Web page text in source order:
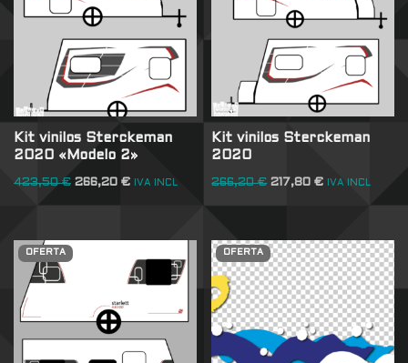
Kit vinilos Sterckeman
2020 «Modelo 2»
423,50€ 266,20 € IVA INCL
Kit vinilos Sterckeman
2020
266,20€ 217,80€ IVA INCL
OFERTA OFERTA